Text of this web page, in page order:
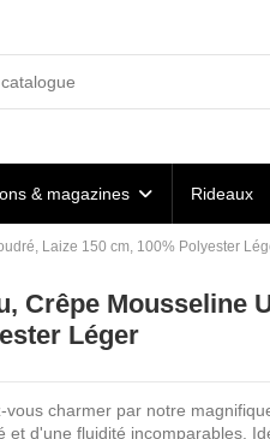
& magazines Rideaux
Laize 150 cm, 100% Polyester
Crêpe Mousseline
Léger
vous charmer par notre
et d'une fluidité incomparables.